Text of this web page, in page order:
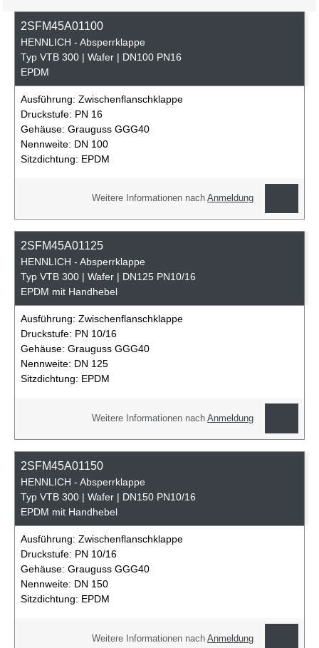
2SFM45A01100
HENNLICH - Absperrklappe
Typ VTB 300 | Wafer | DN100 PN16
EPDM
Ausführung: Zwischenflanschklappe
Druckstufe: PN 16
Gehäuse: Grauguss GGG40
Nennweite: DN 100
Sitzdichtung: EPDM
Weitere Informationen nachAnmeldung
2SFM45A01125
HENNLICH - Absperrklappe
Typ VTB 300 | Wafer | DN125 PN10/16
EPDM mit Handhebel
Ausführung: Zwischenflanschklappe
Druckstufe: PN 10/16
Gehäuse: Grauguss GGG40
Nennweite: DN 125
Sitzdichtung: EPDM
Weitere Informationen nachAnmeldung
2SFM45A01150
HENNLICH - Absperrklappe
Typ VTB 300 | Wafer | DN150 PN10/16
EPDM mit Handhebel
Ausführung: Zwischenflanschklappe
Druckstufe: PN 10/16
Gehäuse: Grauguss GGG40
Nennweite: DN 150
Sitzdichtung: EPDM
Weitere Informationen nachAnmeldung